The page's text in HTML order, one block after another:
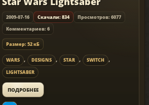
2009-07-16 Скачали: 834
Просмотров: 6077
Комментариев: 6
Размер: 52 кБ
WARS , DESIGNS , STAR , SWITCH ,
LIGHTSABER
ПОДРОБНЕЕ